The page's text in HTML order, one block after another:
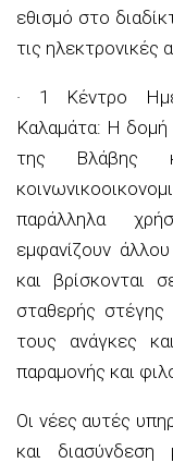
εθισμό στο
τις ηλεκτρονικές
· 1 Κέντρο
Καλαμάτα: Η
της Βλάβης
παράλληλα
εμφανίζουν
και βρίσκονται
σταθερής στέγης
τους ανάγκες
παραμονής και
Οι νέες αυτές
και